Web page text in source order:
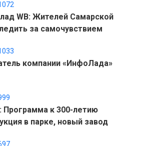
WB: Жителей Самарской
за самочувствием
компании «ИнфоЛада»
Программа к 300-летию
в парке, новый завод